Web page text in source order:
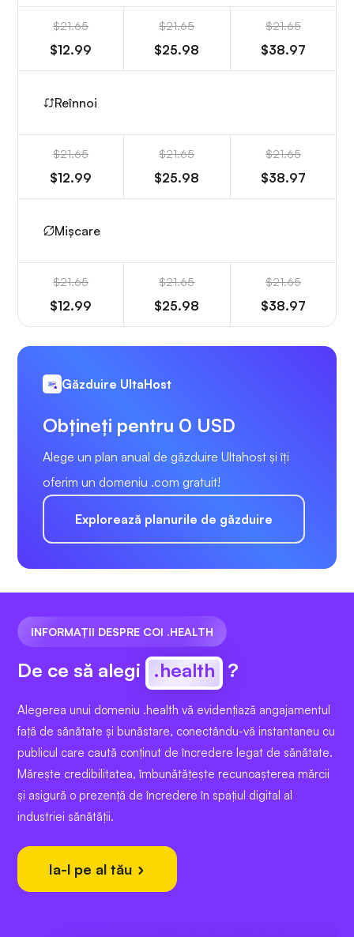
$21.65
$12.99
$21.65
$25.98
$21.65
$38.97
Reînnoi
$21.65
$12.99
$21.65
$25.98
$21.65
$38.97
Mișcare
$21.65
$12.99
$21.65
$25.98
$21.65
$38.97
Găzduire UltaHost
Obțineți pentru 0 USD
Alege un plan anual de găzduire Ultahost și îți
oferim un domeniu .com gratuit!
Explorează planurile de găzduire
INFORMAȚII DESPRE COI .HEALTH
De ce să alegi .health ?
Alegerea unui domeniu .health vă evidențiază angajamentul
față de sănătate și bunăstare, conectându-vă instantaneu cu
publicul care caută conținut de încredere legat de sănătate.
Mărește credibilitatea, îmbunătățește recunoașterea mărcii
și asigură o prezență de încredere în spațiul digital al
industriei sănătății.
Ia-l pe al tău